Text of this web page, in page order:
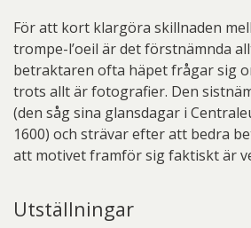
För att kort klargöra skillnaden
trompe-l’oeil är det förstnämnda
betraktaren ofta häpet frågar sig
trots allt är fotografier. Den
(den såg sina glansdagar i
1600) och strävar efter att bedra
att motivet framför sig faktiskt är
Utställningar